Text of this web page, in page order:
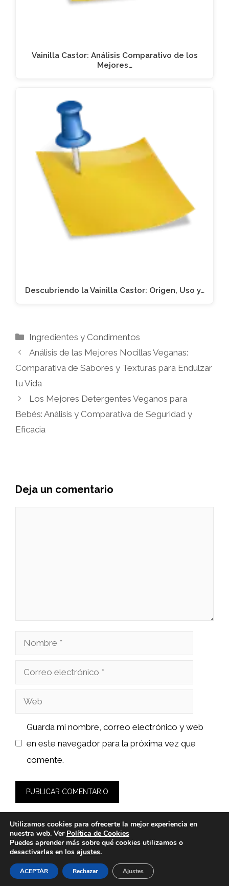
Vainilla Castor: Análisis Comparativo de los
Mejores…
Descubriendo la Vainilla Castor: Origen, Uso y…
Categorías
Ingredientes y Condimentos
Análisis de las Mejores Nocillas Veganas:
Comparativa de Sabores y Texturas para Endulzar
tu Vida
Los Mejores Detergentes Veganos para
Bebés: Análisis y Comparativa de Seguridad y
Eficacia
Deja un comentario
Nombre
Correo
Web
Guarda mi nombre, correo electrónico y web
en este navegador para la próxima vez que
comente.
© 2026 bioloco.es -Política de Privacidad y Aviso Legal
Política de cookies
Utilizamos cookies para ofrecerte la mejor experiencia en
nuestra web. Ver Política de Cookies
Puedes aprender más sobre qué cookies utilizamos o
desactivarlas en los ajustes.
ACEPTAR Rechazar Ajustes